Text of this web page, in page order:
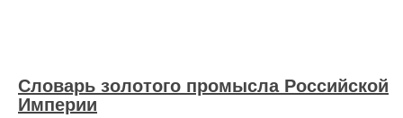
Словарь золотого промысла Российской
Империи